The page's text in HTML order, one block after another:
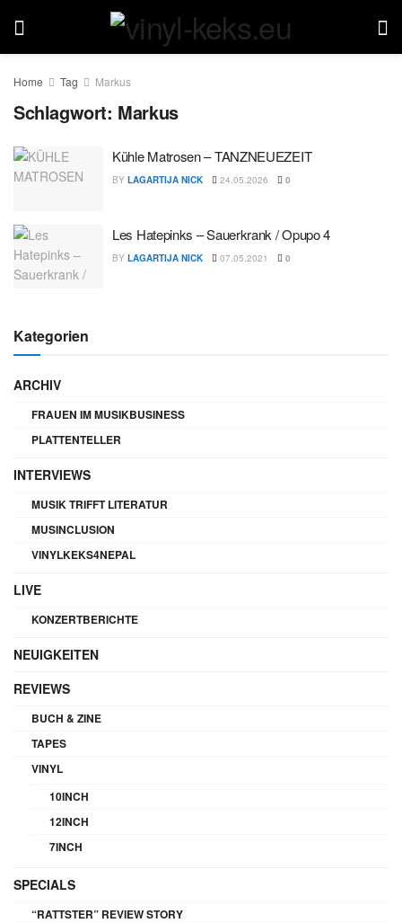
Home Tag Markus
Schlagwort: Markus
Kühle Matrosen – TANZNEUEZEIT
BY LAGARTIJA NICK 24.05.2026 0
Les Hatepinks – Sauerkrank / Opupo 4
BY LAGARTIJA NICK 07.05.2021 0
Kategorien
ARCHIV
FRAUEN IM MUSIKBUSINESS
PLATTENTELLER
INTERVIEWS
MUSIK TRIFFT LITERATUR
MUSINCLUSION
VINYLKEKS4NEPAL
LIVE
KONZERTBERICHTE
NEUIGKEITEN
REVIEWS
BUCH & ZINE
TAPES
VINYL
10INCH
12INCH
7INCH
SPECIALS
“RATTSTER” REVIEW STORY